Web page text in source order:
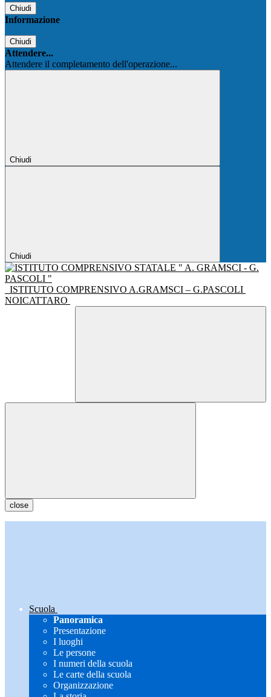
Chiudi
Informazione
Chiudi
Attendere...
Attendere il completamento dell'operazione...
Chiudi
Chiudi
ISTITUTO COMPRENSIVO A.GRAMSCI – G.PASCOLI
NOICATTARO
close
Scuola
Panoramica
Presentazione
I luoghi
Le persone
I numeri della scuola
Le carte della scuola
Organizzazione